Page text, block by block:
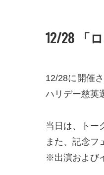
12/28 「
12/28に開催
ハリデー慈英
当日は、トー
また、記念フ
※出演および